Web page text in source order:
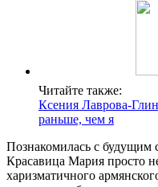
Читайте также:
Ксения Лаврова-
раньше, чем я
Познакомилась с будущим
Красавица Мария просто
харизматичного